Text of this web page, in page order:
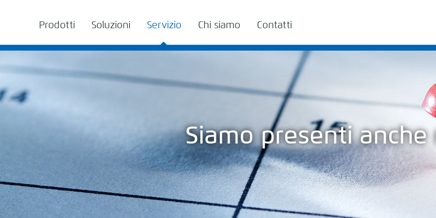
Prodotti Soluzioni Servizio Chi siamo Contatti
Siamo presenti anche